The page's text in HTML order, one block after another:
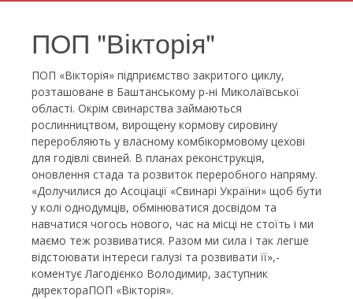
ПОП "Вікторія"
ПОП «Вікторія» підприємство закритого циклу,
розташоване в Баштанському р-ні Миколаївської
області. Окрім свинарства займаються
рослинництвом, вирощену кормову сировину
переробляють у власному комбікормовому цехові
для годівлі свиней. В планах реконструкція,
оновлення стада та розвиток переробного напряму.
«Долучилися до Асоціації «Свинарі України» щоб бути
у колі однодумців, обмінюватися досвідом та
навчатися чогось нового, час на місці не стоїть і ми
маємо теж розвиватися. Разом ми сила і так легше
відстоювати інтереси галузі та розвивати її»,-
коментує Лагодієнко Володимир, заступник
директораПОП «Вікторія».